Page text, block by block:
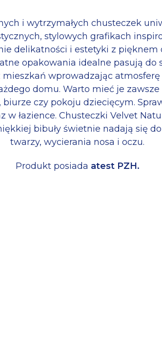
i wytrzymałych chusteczek
stylowych grafikach
delikatności i estetyki z pięknem
opakowania idealne pasują do
wprowadzając
domu. Warto mieć je
biurze czy pokoju dziecięcym.
w łazience. Chusteczki Velvet
bibuły świetnie nadają się
twarzy, wycierania nosa i oczu.
Produkt posiada atest PZH.